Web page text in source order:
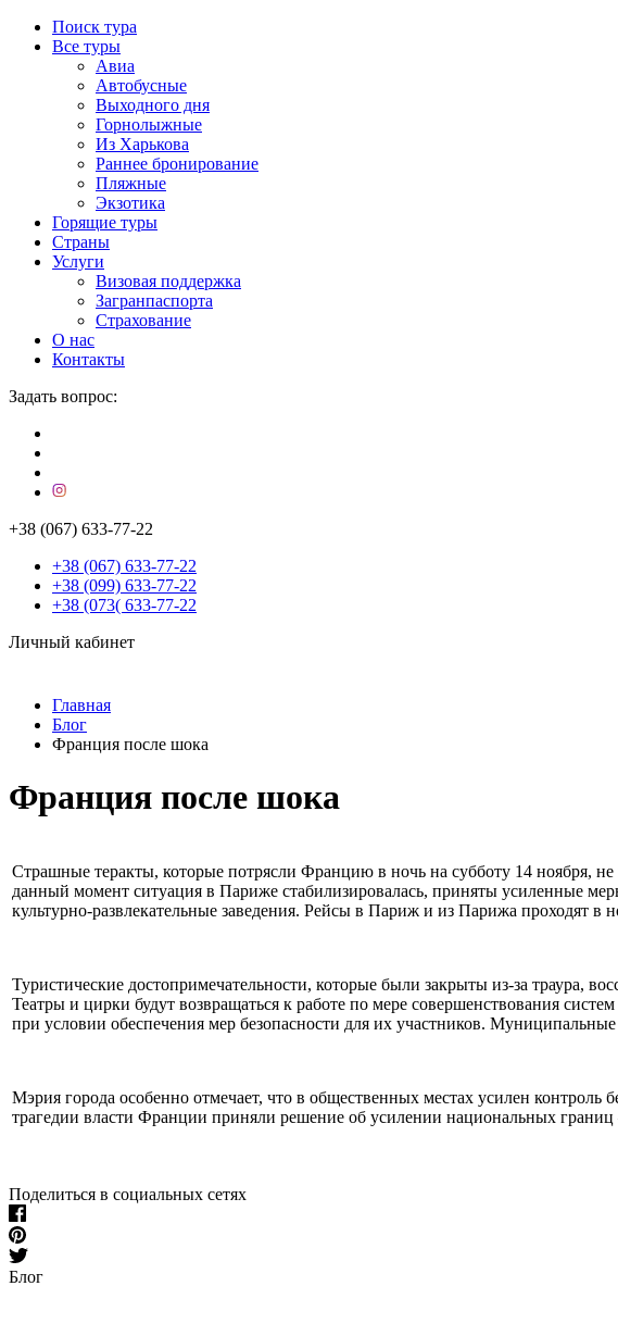
Поиск тура
Все туры
Авиа
Автобусные
Выходного дня
Горнолыжные
Из Харькова
Раннее бронирование
Пляжные
Экзотика
Горящие туры
Страны
Услуги
Визовая поддержка
Загранпаспорта
Страхование
О нас
Контакты
Задать вопрос:
+38 (067) 633-77-22
+38 (067) 633-77-22
+38 (099) 633-77-22
+38 (073( 633-77-22
Личный кабинет
Главная
Блог
Франция после шока
Франция после шока
Страшные теракты, которые потрясли Францию в ночь на субботу 14 ноября,
данный момент ситуация в Париже стабилизировалась, приняты усиленные
культурно-развлекательные заведения. Рейсы в Париж и из Парижа проходят в
Туристические достопримечательности, которые были закрыты из-за траура,
Театры и цирки будут возвращаться к работе по мере совершенствования
при условии обеспечения мер безопасности для их участников.
Мэрия города особенно отмечает, что в общественных местах усилен
трагедии власти Франции приняли решение об усилении национальных
Поделиться в социальных сетях
Блог